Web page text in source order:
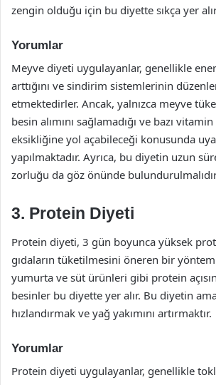
zengin olduğu için bu diyette sıkça yer
Yorumlar
Meyve diyeti uygulayanlar, genellikle
arttığını ve sindirim sistemlerinin
etmektedirler. Ancak, yalnızca meyve
besin alımını sağlamadığı ve bazı
eksikliğine yol açabileceği konusunda
yapılmaktadır. Ayrıca, bu diyetin uzun
zorluğu da göz önünde
3. Protein Diyeti
Protein diyeti, 3 gün boyunca yüksek
gıdaların tüketilmesini öneren bir
yumurta ve süt ürünleri gibi protein
besinler bu diyette yer alır. Bu diyetin
hızlandırmak ve yağ yakımını artırmaktır.
Yorumlar
Protein diyeti uygulayanlar, genellikle